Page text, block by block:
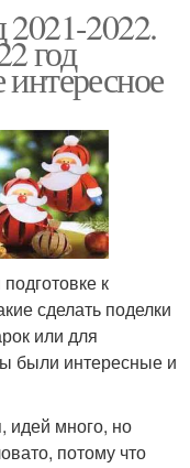
2022.
год
к
сделать поделки
или для
были интересные и
идей много, но
потому что